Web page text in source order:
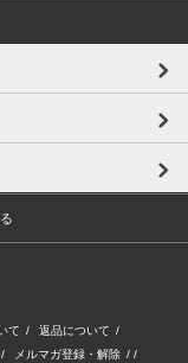
て / 返品について /
/ メルマガ登録・解除 / /